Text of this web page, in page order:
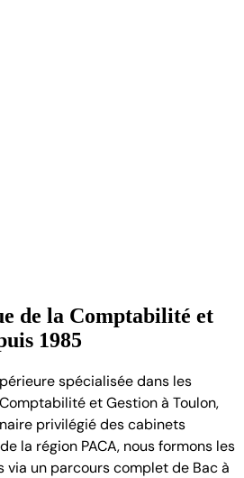
de la Comptabilité et
1985
spécialisée dans les
et Gestion à Toulon,
privilégié des cabinets
la région PACA, nous formons les
un parcours complet de Bac à